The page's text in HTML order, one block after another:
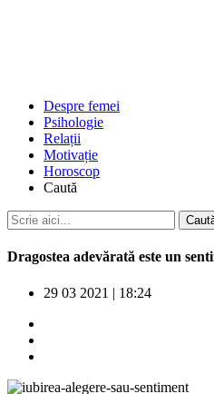
Despre femei
Psihologie
Relații
Motivație
Horoscop
Caută
Dragostea adevărată este un
29 03 2021 | 18:24